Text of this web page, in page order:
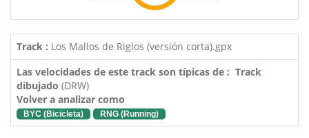
Track : Los Mallos de Riglos (versión corta).gpx
Las velocidades de este track son típicas de : Track
dibujado (DRW)
Volver a analizar como
BYC (Bicicleta) RNG (Running)